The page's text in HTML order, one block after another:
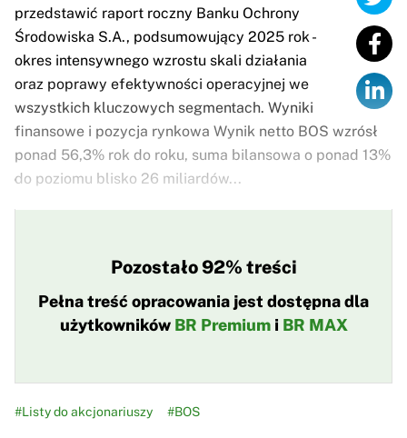
przedstawić raport roczny Banku Ochrony
Środowiska S.A., podsumowujący 2025 rok -
okres intensywnego wzrostu skali działania
oraz poprawy efektywności operacyjnej we
wszystkich kluczowych segmentach. Wyniki
finansowe i pozycja rynkowa Wynik netto BOS wzrósł
ponad 56,3% rok do roku, suma bilansowa o ponad 13%
do poziomu blisko 26 miliardów...
Pozostało 92% treści
Pełna treść opracowania jest dostępna dla
użytkowników BR Premiumi BR MAX
#Listy do akcjonariuszy #BOS